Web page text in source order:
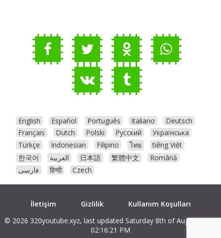
English Español Português Italiano
Deutsch
Français
Dutch Polski Русский
Українська
Türkçe
Indonesian Filipino ไทย
tiếng Việt
한국어
العربية 日本語 繁體中文
Română
فارسی
हिन्दी Czech
İletişim Gizlilik
Kullanım Koşulları
© 2026 320youtube.xyz, last updated Saturday 8th of August 2026
02:16:21 PM